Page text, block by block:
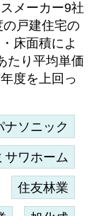
メーカー9社
戸建住宅の
床面積によ
たり平均単価
度を上回っ
ナソニック
サワホーム
住友林業